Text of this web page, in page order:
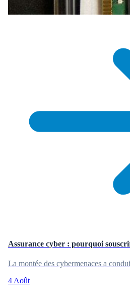
Assurance cyber : pourquoi
La montée des cybermenaces a
4 Août